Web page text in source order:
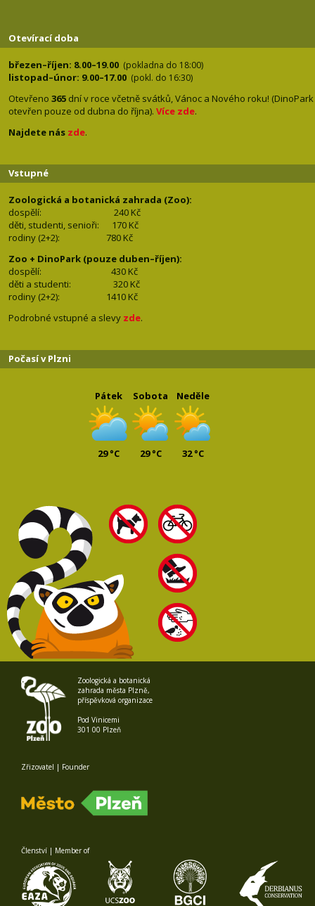
Otevírací doba
březen–říjen: 8.00–19.00 (pokladna do 18:00)
listopad–únor: 9.00–17.00 (pokl. do 16:30)
Otevřeno 365 dní v roce včetně svátků, Vánoc a Nového roku! (DinoPark
otevřen pouze od dubna do října). Více zde.
Najdete nás zde.
Vstupné
Zoologická a botanická zahrada (Zoo):
dospělí:
240 Kč
děti, studenti, senioři: 170 Kč
rodiny (2+2): 780 Kč
Zoo + DinoPark (pouze duben–říjen):
dospělí: 430 Kč
děti a studenti: 320 Kč
rodiny (2+2): 1410 Kč
Podrobné vstupné a slevy zde.
Počasí v Plzni
Pátek
29 °C
Sobota
29 °C
Neděle
32 °C
Zoologická a botanická
zahrada města Plzně,
příspěvková organizace
Pod Vinicemi
301 00 Plzeň
Zřizovatel | Founder
Členství | Member of